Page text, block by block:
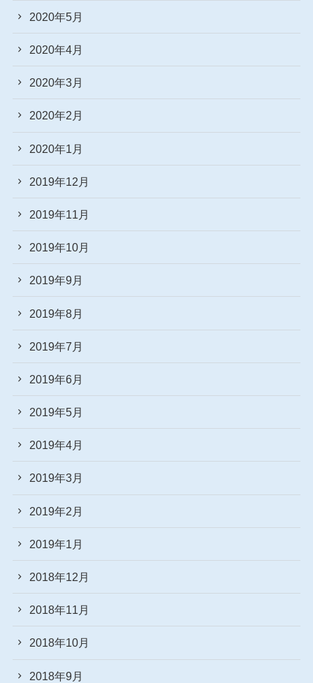
2020年5月
2020年4月
2020年3月
2020年2月
2020年1月
2019年12月
2019年11月
2019年10月
2019年9月
2019年8月
2019年7月
2019年6月
2019年5月
2019年4月
2019年3月
2019年2月
2019年1月
2018年12月
2018年11月
2018年10月
2018年9月